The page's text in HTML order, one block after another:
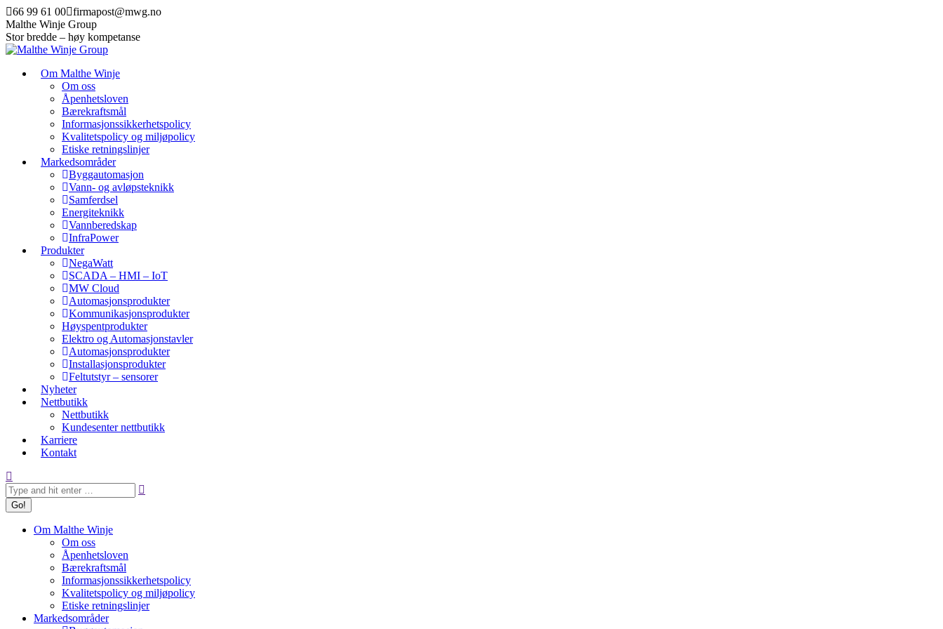
Skip
to
content
66 99 61 00 firmapost@mwg.no
Malthe Winje Group
Stor bredde – høy kompetanse
Om Malthe Winje
Om oss
Åpenhetsloven
Bærekraftsmål
Informasjonssikkerhetspolicy
Kvalitetspolicy og miljøpolicy
Etiske retningslinjer
Markedsområder
Byggautomasjon
Vann- og avløpsteknikk
Samferdsel
Energiteknikk
Vannberedskap
InfraPower
Produkter
NegaWatt
SCADA – HMI – IoT
MW Cloud
Automasjonsprodukter
Kommunikasjonsprodukter
Høyspentprodukter
Elektro og Automasjonstavler
Automasjonsprodukter
Installasjonsprodukter
Feltutstyr – sensorer
Nyheter
Nettbutikk
Nettbutikk
Kundesenter nettbutikk
Karriere
Kontakt
Search:
Om Malthe Winje
Om oss
Åpenhetsloven
Bærekraftsmål
Informasjonssikkerhetspolicy
Kvalitetspolicy og miljøpolicy
Etiske retningslinjer
Markedsområder